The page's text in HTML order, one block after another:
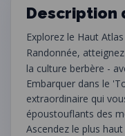
Description
Explorez le Haut
Randonnée,
la culture berbère -
Embarquer dans le
extraordinaire qui
époustouflants des
Ascendez le plus